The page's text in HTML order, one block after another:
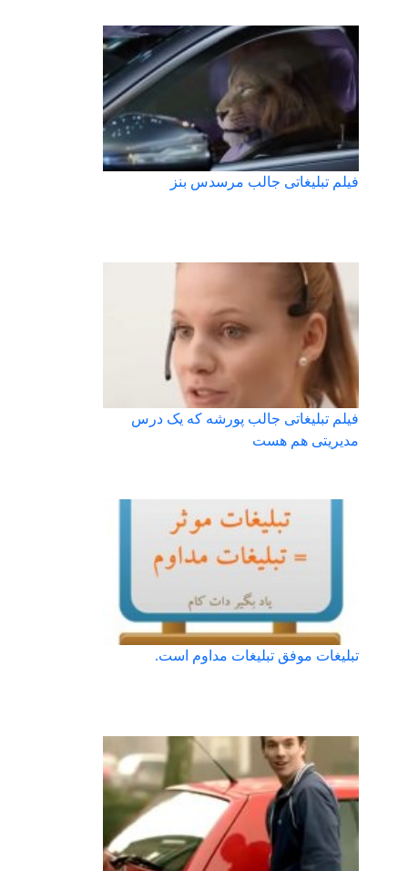
فیلم تبلیغاتی جالب مرسدس بنز
فیلم تبلیغاتی جالب پورشه که یک درس
مدیریتی هم هست
تبلیغات موفق تبلیغات مداوم است.